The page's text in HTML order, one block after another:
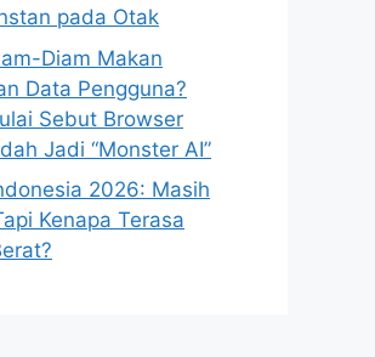
pada Otak
Diam Makan
Data Pengguna?
Sebut Browser
Jadi “Monster AI”
2026: Masih
Kenapa Terasa